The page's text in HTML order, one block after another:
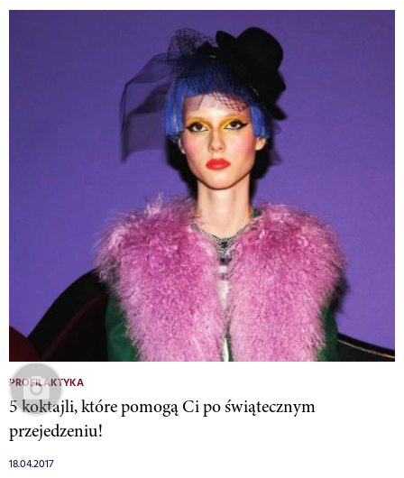
PROFILAKTYKA
5 koktajli, które pomogą Ci po świątecznym
przejedzeniu!
18.04.2017